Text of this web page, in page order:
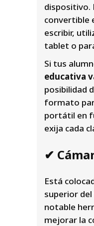
dispositivo.
convertible
escribir,
tablet o
Si tus
educativa
posibilidad
formato
portátil en
exija cada
✔
Está
superior
notable
mejorar la